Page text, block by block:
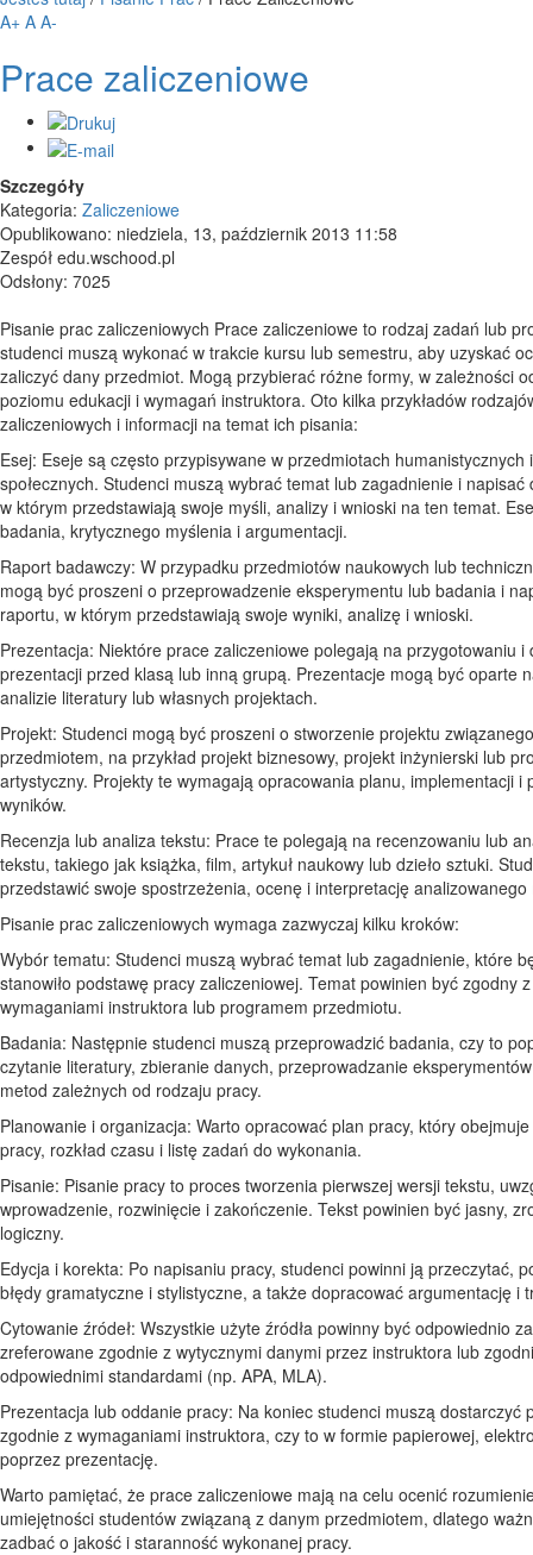
A+ A A-
Prace zaliczeniowe
Szczegóły
Kategoria: Zaliczeniowe
Opublikowano: niedziela, 13, październik 2013 11:58
Zespół edu.wschood.pl
Odsłony: 7025
Pisanie prac zaliczeniowych Prace zaliczeniowe to rodzaj zadań lub
studenci muszą wykonać w trakcie kursu lub semestru, aby uzyskać
zaliczyć dany przedmiot. Mogą przybierać różne formy, w zależności
poziomu edukacji i wymagań instruktora. Oto kilka przykładów
zaliczeniowych i informacji na temat ich pisania:
Esej: Eseje są często przypisywane w przedmiotach humanistycznych i
społecznych. Studenci muszą wybrać temat lub zagadnienie i napisać
w którym przedstawiają swoje myśli, analizy i wnioski na ten temat.
badania, krytycznego myślenia i argumentacji.
Raport badawczy: W przypadku przedmiotów naukowych lub
mogą być proszeni o przeprowadzenie eksperymentu lub badania i
raportu, w którym przedstawiają swoje wyniki, analizę i wnioski.
Prezentacja: Niektóre prace zaliczeniowe polegają na przygotowaniu i
prezentacji przed klasą lub inną grupą. Prezentacje mogą być oparte
analizie literatury lub własnych projektach.
Projekt: Studenci mogą być proszeni o stworzenie projektu
przedmiotem, na przykład projekt biznesowy, projekt inżynierski lub
artystyczny. Projekty te wymagają opracowania planu, implementacji i
wyników.
Recenzja lub analiza tekstu: Prace te polegają na recenzowaniu lub
tekstu, takiego jak książka, film, artykuł naukowy lub dzieło sztuki.
przedstawić swoje spostrzeżenia, ocenę i interpretację analizowanego
Pisanie prac zaliczeniowych wymaga zazwyczaj kilku kroków:
Wybór tematu: Studenci muszą wybrać temat lub zagadnienie, które
stanowiło podstawę pracy zaliczeniowej. Temat powinien być zgodny z
wymaganiami instruktora lub programem przedmiotu.
Badania: Następnie studenci muszą przeprowadzić badania, czy to
czytanie literatury, zbieranie danych, przeprowadzanie
metod zależnych od rodzaju pracy.
Planowanie i organizacja: Warto opracować plan pracy, który
pracy, rozkład czasu i listę zadań do wykonania.
Pisanie: Pisanie pracy to proces tworzenia pierwszej wersji tekstu,
wprowadzenie, rozwinięcie i zakończenie. Tekst powinien być jasny,
logiczny.
Edycja i korekta: Po napisaniu pracy, studenci powinni ją przeczytać,
błędy gramatyczne i stylistyczne, a także dopracować argumentację i
Cytowanie źródeł: Wszystkie użyte źródła powinny być odpowiednio
zreferowane zgodnie z wytycznymi danymi przez instruktora lub
odpowiednimi standardami (np. APA, MLA).
Prezentacja lub oddanie pracy: Na koniec studenci muszą dostarczyć
zgodnie z wymaganiami instruktora, czy to w formie papierowej,
poprzez prezentację.
Warto pamiętać, że prace zaliczeniowe mają na celu ocenić
umiejętności studentów związaną z danym przedmiotem, dlatego
zadbać o jakość i staranność wykonanej pracy.